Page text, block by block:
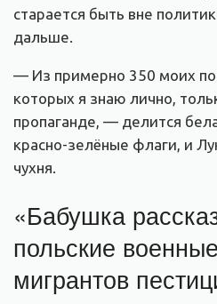
старается быть вне
дальше.
— Из примерно 350 моих
которых я знаю лично,
пропаганде, — делится
красно-зелёные флаги, и
чухня.
«Бабушка
польские
мигрантов